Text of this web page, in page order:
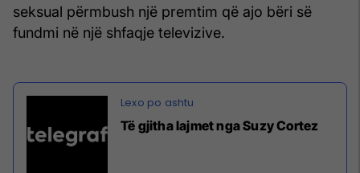
seksual përmbush një premtim që ajo bëri së
fundmi në një shfaqje televizive.
Të gjitha lajmet nga Suzy Cortez